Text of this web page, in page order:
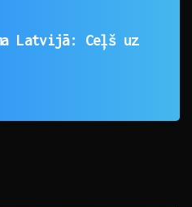
Latvijā: Ceļš uz